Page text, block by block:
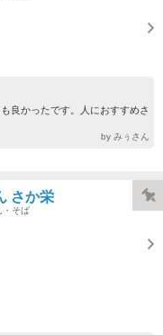
良かったです。人におすすめさ
by みぅさん
さか栄
・そば